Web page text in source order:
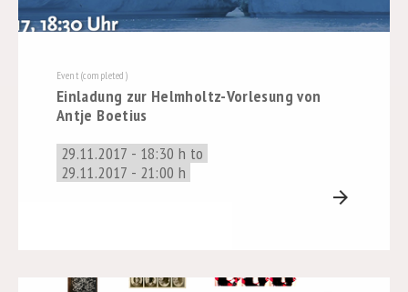
Event (completed)
Einladung zur Helmholtz-Vorlesung von
Antje Boetius
29.11.2017 - 18:30 h to
29.11.2017 - 21:00 h
arrow_forward